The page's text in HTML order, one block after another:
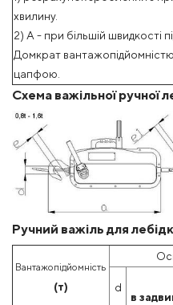
хвилину.
2) A - при більшій швидкості
Домкрат вантажопідйомністю
цапфою.
Схема важільної ручної
Ручний важіль для
Вантажопідйомність
(т) d
в